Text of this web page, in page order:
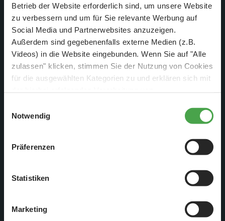
Betrieb der Website erforderlich sind, um unsere Website
zu verbessern und um für Sie relevante Werbung auf
Social Media und Partnerwebsites anzuzeigen.
Außerdem sind gegebenenfalls externe Medien (z.B.
Videos) in die Website eingebunden. Wenn Sie auf "Alle
zulassen" klicken, stimmen Sie der Nutzung von Cookies
für die ausgewählten Kategorien zu und erklären sich mit
diese Einstellungen jederzeit über die Schaltfläche
zustimmen, beschränken wir uns auf die technisch
notwendigen Cookies. Weitere Informationen finden Sie in
Notwendig
Präferenzen
Statistiken
Marketing
Hier ist der Blick auf die Arbeitsbühne etwas besser.
Aber man sieht auch wunderbar die Berge und ein paar
Kleinigkeiten, die wir uns so überlegt haben.